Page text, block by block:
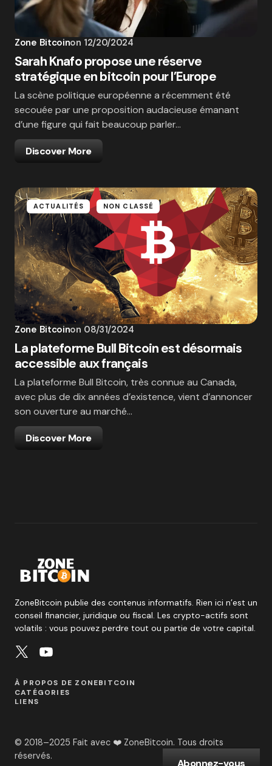
Zone Bitcoinon 12/20/2024
Sarah Knafo propose une réserve
stratégique en bitcoin pour l’Europe
La scène politique européenne a récemment été
secouée par une proposition audacieuse émanant
d’une figure qui fait beaucoup parler…
Discover More
ACTUALITÉS NON CLASSÉ
Zone Bitcoinon 08/31/2024
La plateforme Bull Bitcoin est désormais
accessible aux français
La plateforme Bull Bitcoin, très connue au Canada,
avec plus de dix années d’existence, vient d’annoncer
son ouverture au marché…
Discover More
ZoneBitcoin publie des contenus informatifs. Rien ici n’est un
conseil financier, juridique ou fiscal. Les crypto-actifs sont
volatils : vous pouvez perdre tout ou partie de votre capital.
À PROPOS DE ZONEBITCOIN
CATÉGORIES
LIENS
© 2018–2025 Fait avec ❤️ ZoneBitcoin. Tous droits
réservés.
Abonnez-vous